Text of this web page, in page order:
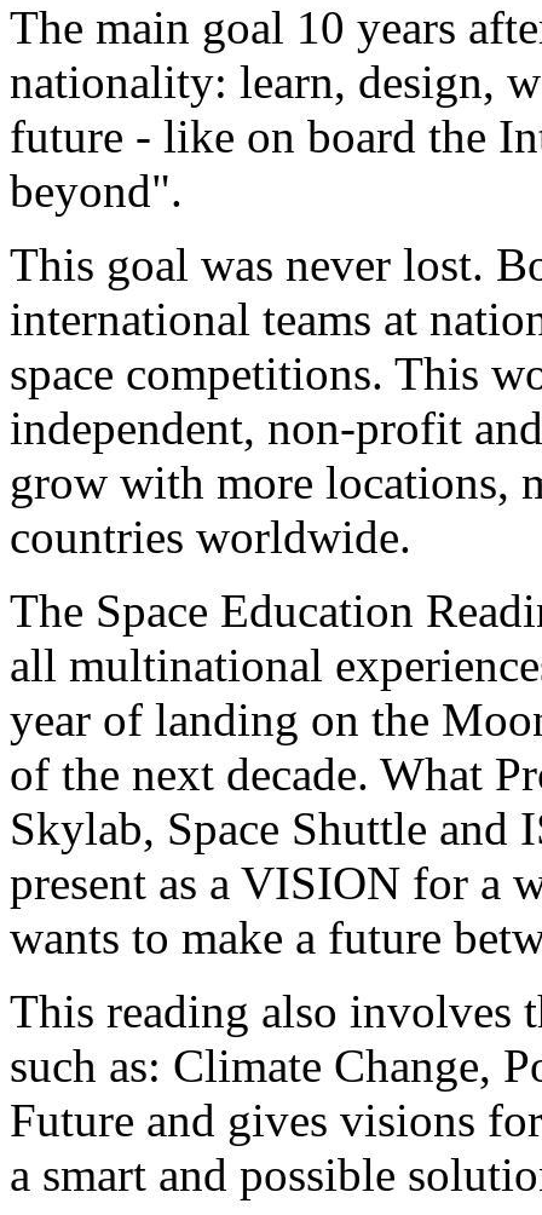
The main goal 10 years
nationality: learn, design,
future - like on board the
beyond".
This goal was never lost.
international teams at
space competitions. This
independent, non-profit
grow with more locations,
countries worldwide.
The Space Education
all multinational
year of landing on the
of the next decade. What
Skylab, Space Shuttle
present as a VISION for a
wants to make a future
This reading also involves
such as: Climate Change,
Future and gives visions
a smart and possible